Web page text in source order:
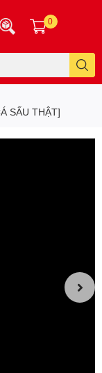
0
SẤU THẬT]